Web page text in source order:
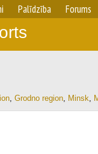
Palīdzība Forums
, Grodno region, Minsk,